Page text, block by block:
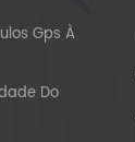
Gps À
Do